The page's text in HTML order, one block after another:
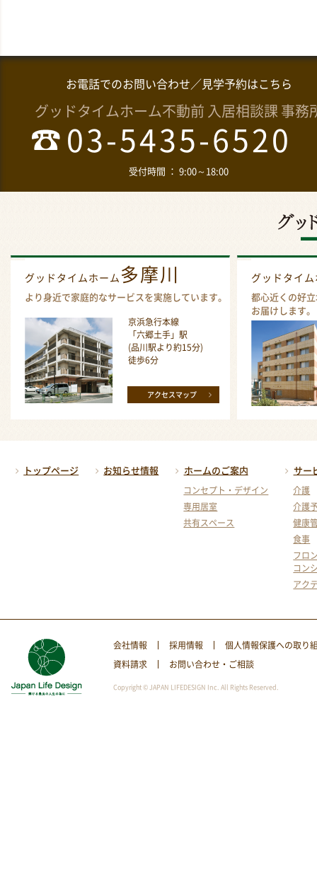
お電話でのお問い合わせ／見学予約はこちら
グッドタイムホーム不動前 入居相談課 事務
03-5435-6520
受付時間 ： 9:00～18:00
グッドタイムホーム 多摩川
より身近で家庭的なサービスを実施しています。
京浜急行本線
「六郷土手」駅
(品川駅より約15分)
徒歩6分
アクセスマップ
グッドタイ
都心近くの好
お届けします。
トップページ お知らせ情報 ホームのご案内
コンセプト・デザイン
専用居室
共有スペース
サー
介護
介護
健康
食事
フロ
コン
アク
会社情報 採用情報
個人情報保護への取り
資料請求
お問い合わせ・ご相談
Copyright © JAPAN LIFEDESIGN Inc. All Rights Reserved.